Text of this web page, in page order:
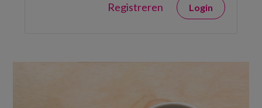
Registreren Login